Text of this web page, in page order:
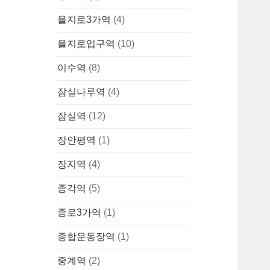
을지로3가역 (4)
을지로입구역 (10)
이수역 (8)
잠실나루역 (4)
잠실역 (12)
장안평역 (1)
장지역 (4)
종각역 (5)
종로3가역 (1)
종합운동장역 (1)
중계역 (2)